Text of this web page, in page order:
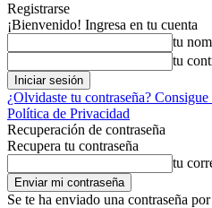
Registrarse
¡Bienvenido! Ingresa en tu cuenta
tu
tu
¿Olvidaste tu contraseña? Consigue
Política de Privacidad
Recuperación de contraseña
Recupera tu contraseña
tu
Se te ha enviado una contraseña